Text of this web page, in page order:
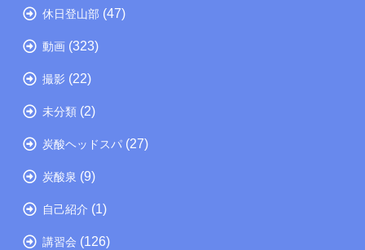
休日登山部 (47)
動画 (323)
撮影 (22)
未分類 (2)
炭酸ヘッドスパ (27)
炭酸泉 (9)
自己紹介 (1)
講習会 (126)